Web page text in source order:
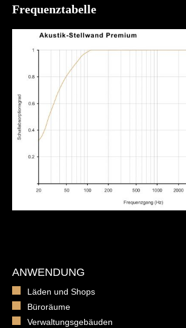
Frequenztabelle
ANWENDUNG
Läden und Shops
Büroräume
Verwaltungsgebäuden